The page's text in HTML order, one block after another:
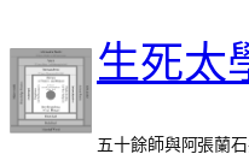
至
主
要
內
生死太
五十餘師與阿張蘭